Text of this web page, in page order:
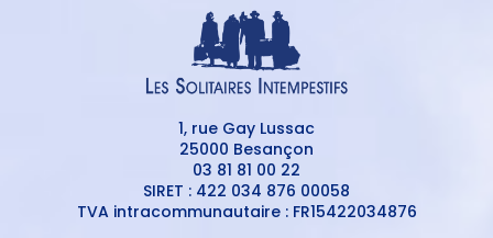
1, rue Gay Lussac
25000 Besançon
03 81 81 00 22
SIRET : 422 034 876 00058
TVA intracommunautaire : FR15422034876